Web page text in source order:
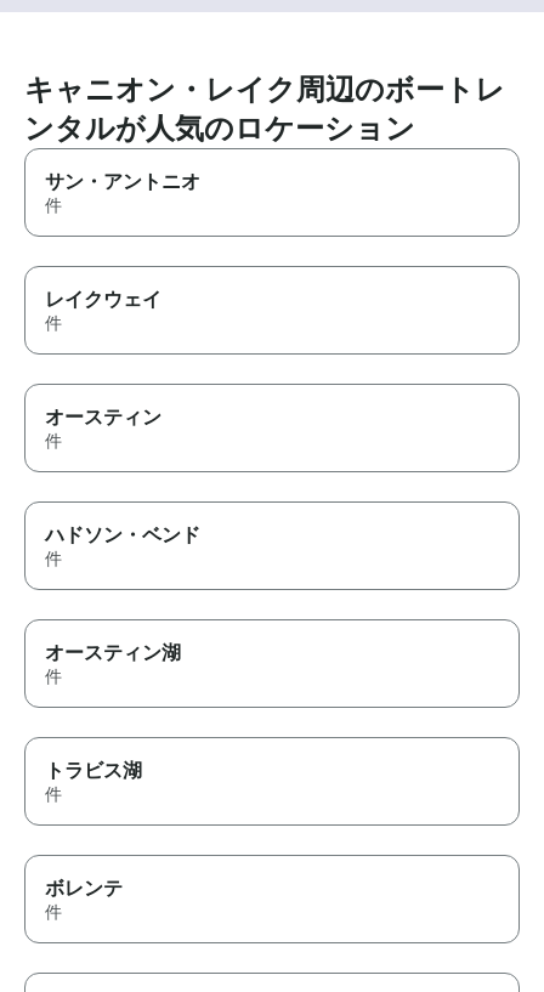
キャニオン・レイク周辺のボートレ
ンタルが人気のロケーション
サン・アントニオ
件
レイクウェイ
件
オースティン
件
ハドソン・ベンド
件
オースティン湖
件
トラビス湖
件
ボレンテ
件